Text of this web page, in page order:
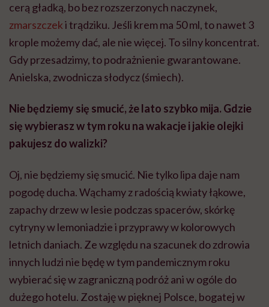
cerą gładką, bo bez rozszerzonych naczynek,
zmarszczeki trądziku. Jeśli krem ma 50 ml, to nawet 3
krople możemy dać, ale nie więcej. To silny koncentrat.
Gdy przesadzimy, to podrażnienie gwarantowane.
Anielska, zwodnicza słodycz (śmiech).
Nie będziemy się smucić, że lato szybko mija. Gdzie
się wybierasz w tym roku na wakacje i jakie olejki
pakujesz do walizki?
Oj, nie będziemy się smucić. Nie tylko lipa daje nam
pogodę ducha. Wąchamy z radością kwiaty łąkowe,
zapachy drzew w lesie podczas spacerów, skórkę
cytryny w lemoniadzie i przyprawy w kolorowych
letnich daniach. Ze względu na szacunek do zdrowia
innych ludzi nie będę w tym pandemicznym roku
wybierać się w zagraniczną podróż ani w ogóle do
dużego hotelu. Zostaję w pięknej Polsce, bogatej w